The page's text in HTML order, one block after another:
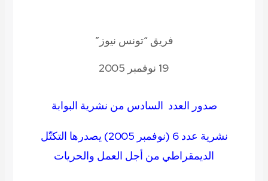
فريق “تونس نيوز”
19 نوفمبر 2005
صدور العدد السادس من نشرية البوابة
نشرية عدد 6 (نوفمبر 2005) يصدرها التكتّل
الديمقراطي من أجل العمل والحريات